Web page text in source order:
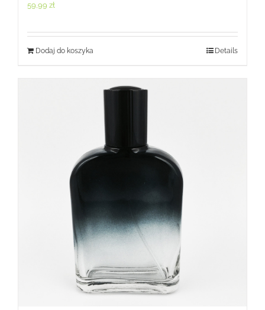
59,99 zł
Dodaj do koszyka Details